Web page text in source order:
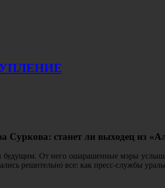
Суркова: станет ли выходец из
будущим. От него ошарашенные мэры
решительно все: как пресс-службы